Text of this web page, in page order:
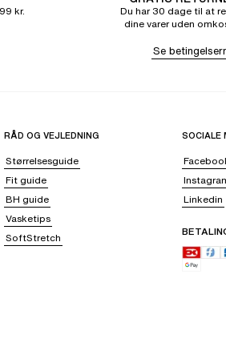
kr.
Du har 30 dage til at
dine varer uden
Se
RÅD OG VEJLEDNING
Størrelsesguide
Fit guide
BH guide
Vasketips
SoftStretch
SOCIALE
Linkedin